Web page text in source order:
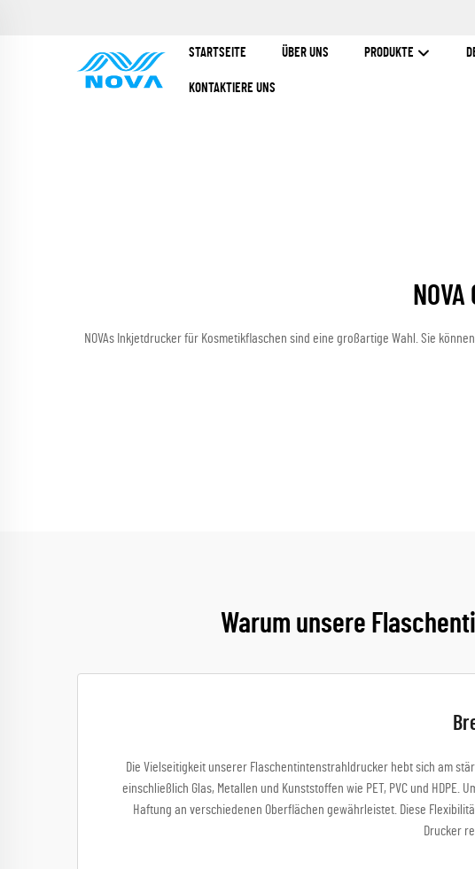
STARTSEITE ÜBER UNS PRODUKTE
KONTAKTIERE UNS
NOVAs Inkjetdrucker für Kosmetikflaschen sind eine großartige Wahl. Sie
Warum unsere
Die Vielseitigkeit unserer Flaschentintenstrahldrucker hebt sich am
einschließlich Glas, Metallen und Kunststoffen wie PET, PVC und
Haftung an verschiedenen Oberflächen gewährleistet. Diese
Drucker